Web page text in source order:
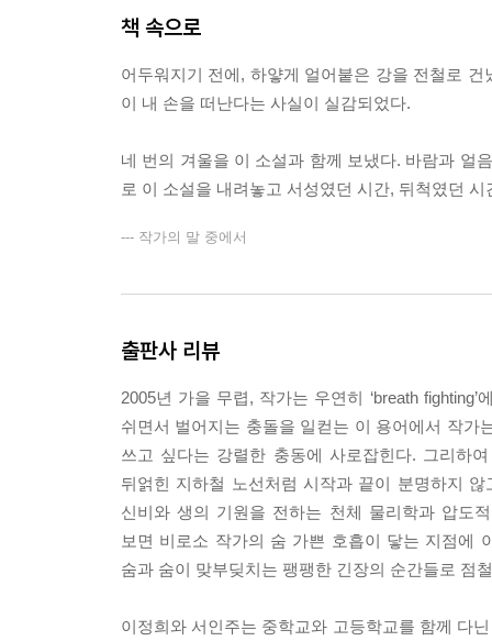
책 속으로
어두워지기 전에, 하얗게 얼어붙은 강을 전철로
이 내 손을 떠난다는 사실이 실감되었다.
네 번의 겨울을 이 소설과 함께 보냈다. 바람과 얼
로 이 소설을 내려놓고 서성였던 시간, 뒤척였던
--- 작가의 말 중에서
출판사 리뷰
2005년 가을 무렵, 작가는 우연히 ‘breath
쉬면서 벌어지는 충돌을 일컫는 이 용어에서 작
쓰고 싶다는 강렬한 충동에 사로잡힌다. 그리하
뒤얽힌 지하철 노선처럼 시작과 끝이 분명하지
신비와 생의 기원을 전하는 천체 물리학과 압도
보면 비로소 작가의 숨 가쁜 호흡이 닿는 지점에
숨과 숨이 맞부딪치는 팽팽한 긴장의 순간들로 점
이정희와 서인주는 중학교와 고등학교를 함께 다